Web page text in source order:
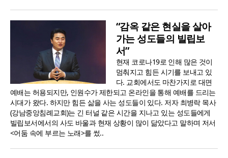
“감옥 같은 현실을 살아
가는 성도들의 빌립보
서”
현재 코로나19로 인해 많은 것이
멈춰지고 힘든 시기를 보내고 있
다. 교회에서도 마찬가지로 대면
예배는 허용되지만, 인원수가 제한되고 온라인을 통해 예배를 드리는
시대가 왔다. 하지만 힘든 삶을 사는 성도들이 있다. 저자 최병락 목사
(강남중앙침례교회)는 긴 터널 같은 시간을 지나고 있는 성도들에게
빌립보서에서의 사도 바울과 현재 상황이 많이 닮았다고 말하며 저서
<어둠 속에 부르는 노래>를 썼..